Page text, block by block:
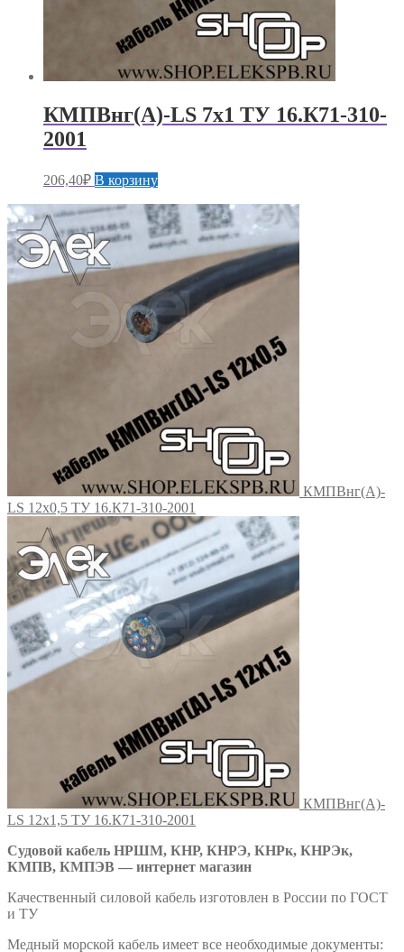
КМПВнг(А)-LS 7х1 ТУ 16.К71-310-
2001
206,40₽ В корзину
КМПВнг(А)-
LS 12х0,5 ТУ 16.К71-310-2001
КМПВнг(А)-
LS 12х1,5 ТУ 16.К71-310-2001
Судовой кабель НРШМ, КНР, КНРЭ, КНРк, КНРЭк,
КМПВ, КМПЭВ — интернет магазин
Качественный силовой кабель изготовлен в России по ГОСТ
и ТУ
Медный морской кабель имеет все необходимые документы: